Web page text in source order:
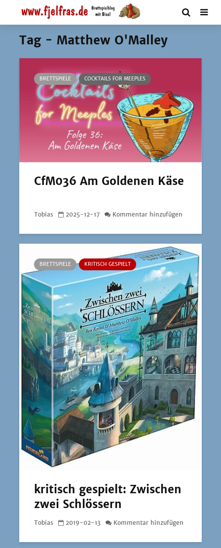
Tag - Matthew O'Malley
BRETTSPIELE COCKTAILS FOR MEEPLES
CfM036 Am Goldenen Käse
Tobias 2025-12-17 Kommentar hinzufügen
BRETTSPIELE KRITISCH GESPIELT
kritisch gespielt: Zwischen
zwei Schlössern
Tobias 2019-02-13 Kommentar hinzufügen